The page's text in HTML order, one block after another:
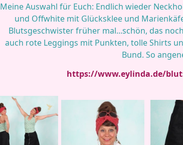
Meine Auswahl für Euch: Endlich wieder
und Offwhite mit Glücksklee und
Blutsgeschwister früher mal...schön, das
auch rote Leggings mit Punkten, tolle Shirts
Bund. So
https://www.eylinda.de/